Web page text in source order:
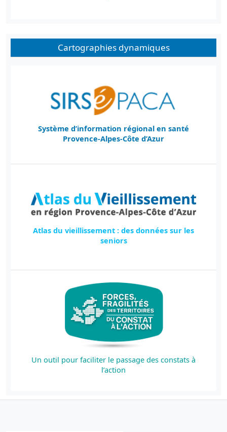
Cartographies dynamiques
Système d’information régional en santé
Provence-Alpes-Côte d’Azur
Atlas du vieillissement : des données sur les
seniors
Un outil pour faciliter le passage des constats à
l’action